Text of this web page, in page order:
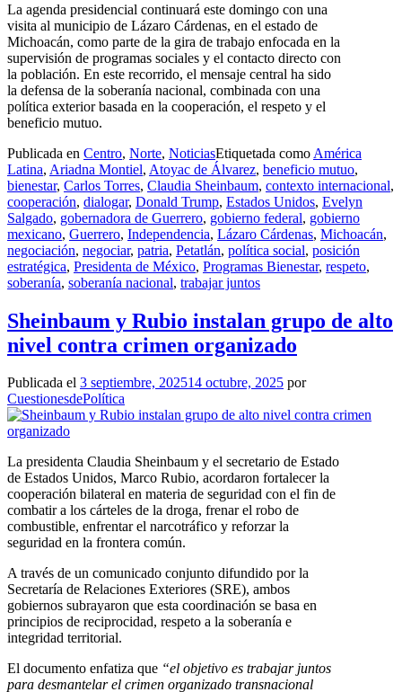
La agenda presidencial continuará este domingo con una
visita al municipio de Lázaro Cárdenas, en el estado de
Michoacán, como parte de la gira de trabajo enfocada en la
supervisión de programas sociales y el contacto directo con
la población. En este recorrido, el mensaje central ha sido
la defensa de la soberanía nacional, combinada con una
política exterior basada en la cooperación, el respeto y el
beneficio mutuo.
Publicada en Centro, Norte, NoticiasEtiquetada como América
Latina, Ariadna Montiel, Atoyac de Álvarez, beneficio mutuo,
bienestar, Carlos Torres, Claudia Sheinbaum, contexto internacional,
cooperación, dialogar, Donald Trump, Estados Unidos, Evelyn
Salgado, gobernadora de Guerrero, gobierno federal, gobierno
mexicano, Guerrero, Independencia, Lázaro Cárdenas, Michoacán,
negociación, negociar, patria, Petatlán, política social, posición
estratégica, Presidenta de México, Programas Bienestar, respeto,
soberanía, soberanía nacional, trabajar juntos
Sheinbaum y Rubio instalan grupo de alto
nivel contra crimen organizado
Publicada el 3 septiembre, 202514 octubre, 2025 por
CuestionesdePolítica
La presidenta Claudia Sheinbaum y el secretario de Estado
de Estados Unidos, Marco Rubio, acordaron fortalecer la
cooperación bilateral en materia de seguridad con el fin de
combatir a los cárteles de la droga, frenar el robo de
combustible, enfrentar el narcotráfico y reforzar la
seguridad en la frontera común.
A través de un comunicado conjunto difundido por la
Secretaría de Relaciones Exteriores (SRE), ambos
gobiernos subrayaron que esta coordinación se basa en
principios de reciprocidad, respeto a la soberanía e
integridad territorial.
El documento enfatiza que “el objetivo es trabajar juntos
para desmantelar el crimen organizado transnacional